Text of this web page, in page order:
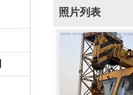
照片列表